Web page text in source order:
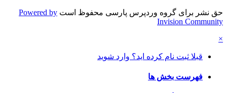
حق نشر برای گروه وردپرس پارسی محفوظ است Powered by
Invision Community
×
قبلا ثبت نام کرده اید؟ وارد شوید
فهرست بخش ها